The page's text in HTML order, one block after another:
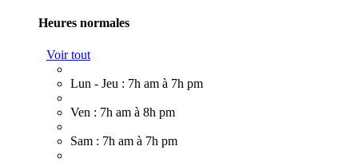
Heures normales
Voir tout
Lun - Jeu : 7h am à 7h pm
Ven : 7h am à 8h pm
Sam : 7h am à 7h pm